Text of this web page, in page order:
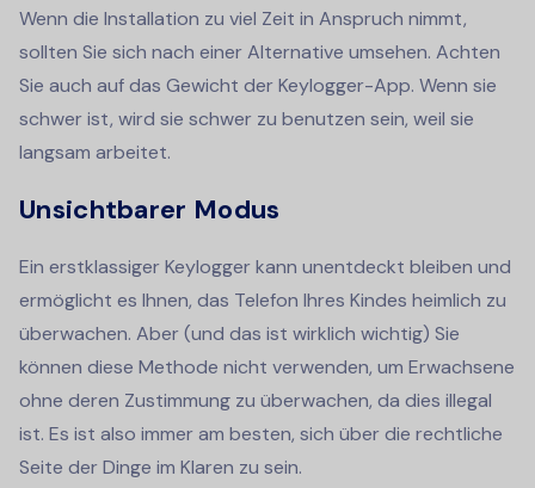
Wenn die Installation zu viel Zeit in Anspruch nimmt,
sollten Sie sich nach einer Alternative umsehen. Achten
Sie auch auf das Gewicht der Keylogger-App. Wenn sie
schwer ist, wird sie schwer zu benutzen sein, weil sie
langsam arbeitet.
Unsichtbarer Modus
Ein erstklassiger Keylogger kann unentdeckt bleiben und
ermöglicht es Ihnen, das Telefon Ihres Kindes heimlich zu
überwachen. Aber (und das ist wirklich wichtig) Sie
können diese Methode nicht verwenden, um Erwachsene
ohne deren Zustimmung zu überwachen, da dies illegal
ist. Es ist also immer am besten, sich über die rechtliche
Seite der Dinge im Klaren zu sein.